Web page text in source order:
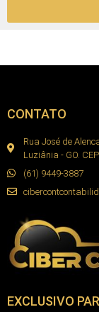
CONTATO
Rua José de
Luziânia - GO.
(61) 9449-3887
EXCLUSIVO